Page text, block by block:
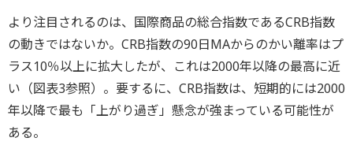
より注目されるのは、国際商品の総合指数であるCRB指数
の動きではないか。CRB指数の90日MAからのかい離率はプ
ラス10％以上に拡大したが、これは2000年以降の最高に近
い（図表3参照）。要するに、CRB指数は、短期的には2000
年以降で最も「上がり過ぎ」懸念が強まっている可能性が
ある。